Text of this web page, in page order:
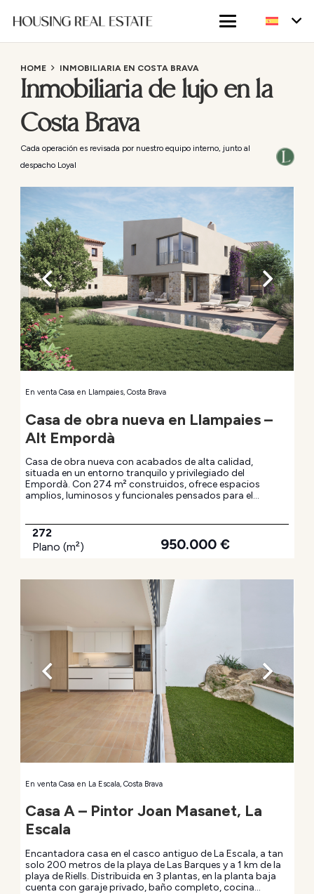
HOME INMOBILIARIA EN COSTA BRAVA
Inmobiliaria de lujo en la
Costa Brava
Cada operación es revisada por nuestro equipo interno, junto al
despacho Loyal
En ventaCasa en Llampaies, Costa Brava
Casa de obra nueva en Llampaies –
Alt Empordà
Casa de obra nueva con acabados de alta calidad,
situada en un entorno tranquilo y privilegiado del
Empordà. Con 274 m² construidos, ofrece espacios
amplios, luminosos y funcionales pensados para el
del aire libre y la serenidad del entorno.
272
Plano (m²)
950.000 €
En ventaCasa en La Escala, Costa Brava
Casa A – Pintor Joan Masanet, La
Escala
Encantadora casa en el casco antiguo de La Escala, a tan
solo 200 metros de la playa de Las Barques y a 1 km de la
playa de Riells. Distribuida en 3 plantas, en la planta baja
cuenta con garaje privado, baño completo, cocina